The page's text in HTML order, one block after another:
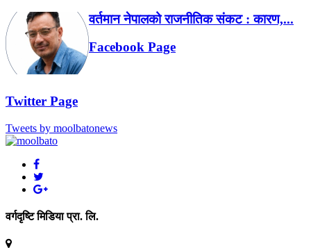
वर्तमान नेपालको राजनीतिक संकट : कारण,...
Facebook Page
Twitter Page
Tweets by moolbatonews
वर्गदृष्टि मिडिया प्रा. लि.